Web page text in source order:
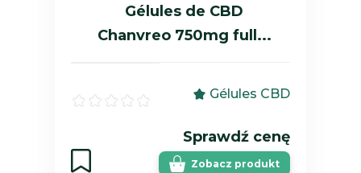
Gélules de CBD
Chanvreo 750mg full...
Gélules CBD
Sprawdź cenę
Zobacz produkt